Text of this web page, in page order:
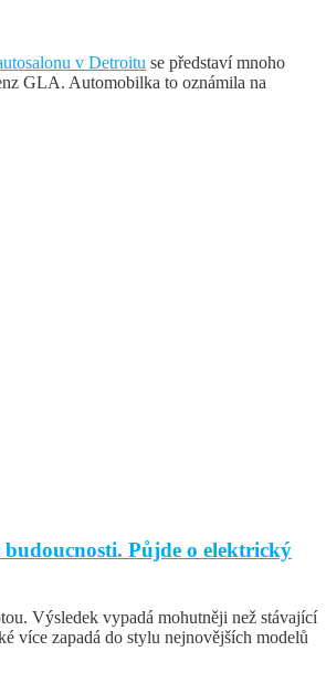
v Detroitu se představí mnoho
GLA. Automobilka to oznámila na
Půjde o elektrický
Výsledek vypadá mohutněji než stávající
více zapadá do stylu nejnovějších modelů